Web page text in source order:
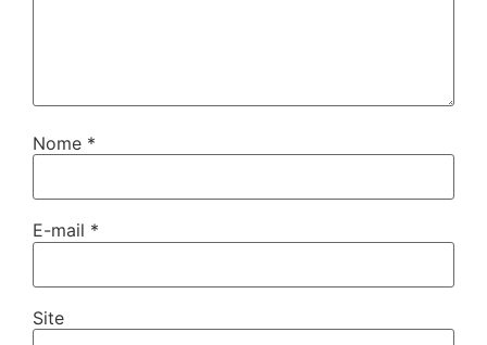
Nome *
E-mail *
Site